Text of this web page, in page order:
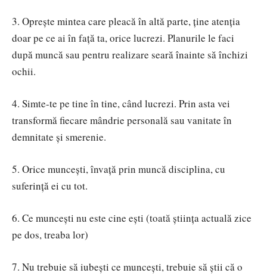
3. Oprește mintea care pleacă în altă parte, ține atenția
doar pe ce ai în față ta, orice lucrezi. Planurile le faci
după muncă sau pentru realizare seară înainte să închizi
ochii.
4. Simte-te pe tine în tine, când lucrezi. Prin asta vei
transformă fiecare mândrie personală sau vanitate în
demnitate și smerenie.
5. Orice muncești, învață prin muncă disciplina, cu
suferință ei cu tot.
6. Ce muncești nu este cine ești (toată știința actuală zice
pe dos, treaba lor)
7. Nu trebuie să iubești ce muncești, trebuie să știi că o